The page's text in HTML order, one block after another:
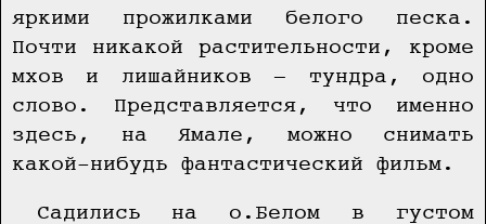
яркими прожилками белого песка.
Почти никакой растительности, кроме
мхов и лишайников — тундра, одно
слово. Представляется, что именно
здесь, на Ямале, можно снимать
какой-нибудь фантастический фильм.
Садились на о.Белом в густом